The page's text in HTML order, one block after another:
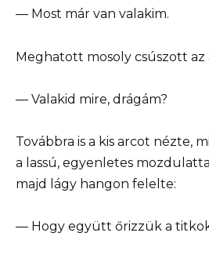
— Most már van valakim.
Meghatott mosoly csúszott az
— Valakid mire, drágám?
Továbbra is a kis arcot nézte,
a lassú, egyenletes
majd lágy hangon felelte:
— Hogy együtt őrizzük a